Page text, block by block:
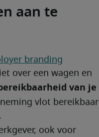
aan te
branding
over een wagen en
van je
vlot bereikbaar
ook voor